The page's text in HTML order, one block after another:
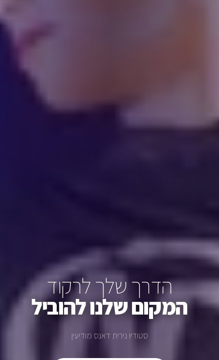
הדרך שלך לרקוד
המקום שלנו להוביל
סטודיו נירית דאנס מודיעין